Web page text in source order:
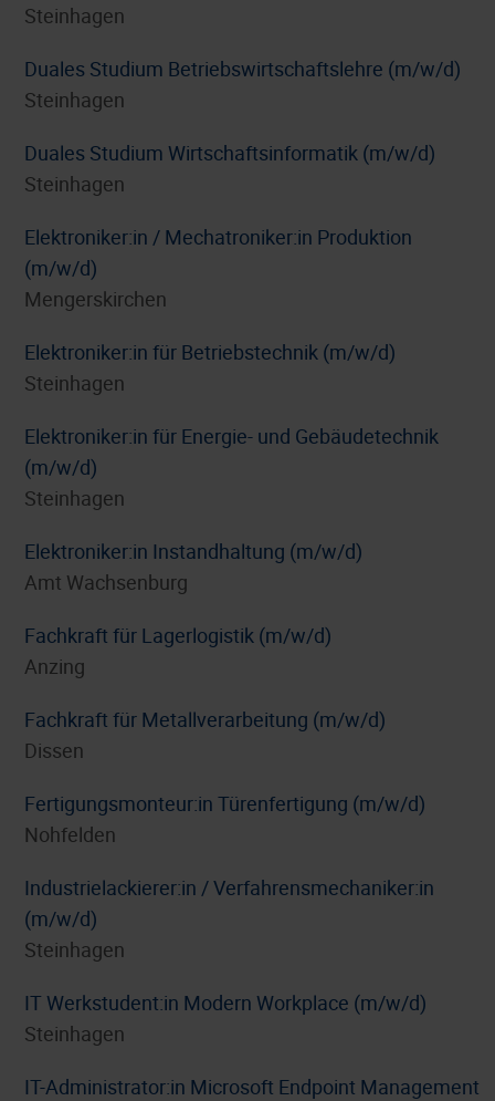
Steinhagen
Duales Studium Betriebswirtschaftslehre (m/w/d)
Steinhagen
Duales Studium Wirtschaftsinformatik (m/w/d)
Steinhagen
Elektroniker:in / Mechatroniker:in Produktion
(m/w/d)
Mengerskirchen
Elektroniker:in für Betriebstechnik (m/w/d)
Steinhagen
Elektroniker:in für Energie- und Gebäudetechnik
(m/w/d)
Steinhagen
Elektroniker:in Instandhaltung (m/w/d)
Amt Wachsenburg
Fachkraft für Lagerlogistik (m/w/d)
Anzing
Fachkraft für Metallverarbeitung (m/w/d)
Dissen
Fertigungsmonteur:in Türenfertigung (m/w/d)
Nohfelden
Industrielackierer:in / Verfahrensmechaniker:in
(m/w/d)
Steinhagen
IT Werkstudent:in Modern Workplace (m/w/d)
Steinhagen
IT-Administrator:in Microsoft Endpoint Management